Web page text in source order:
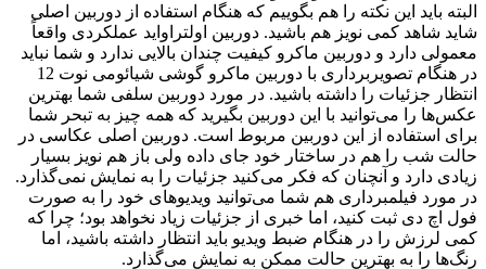
باید این نکته را هم بگوییم که هنگام استفاده از دوربین اصلی
شاهد کمی نویز هم باشید. دوربین اولتراواید عملکردی واقعاً
دارد و دوربین ماکرو کیفیت چندان بالایی ندارد و شما نباید
در هنگام تصویربرداری با دوربین ماکرو گوشی شیائومی نوت 12
جزئیات را داشته باشید. در مورد دوربین سلفی شما بهترین
را می‌توانید با این دوربین بگیرید که همه چیز به تبحر شما
استفاده از این دوربین مربوط است. دوربین اصلی عکاسی در
شب را هم در ساختار خود جای داده ولی باز هم نویز بسیار
دارد و آنچنان که فکر می‌کنید جزئیات را به نمایش نمی‌گذارد.
مورد فیلمبرداری هم شما می‌توانید ویدیوهای خود را به صورت
اچ دی ثبت کنید، اما خبری از جزئیات زیاد نخواهد بود؛ چرا که
لرزش را در هنگام ضبط ویدیو باید انتظار داشته باشید، اما
را به بهترین حالت ممکن به نمایش می‌گذارد.